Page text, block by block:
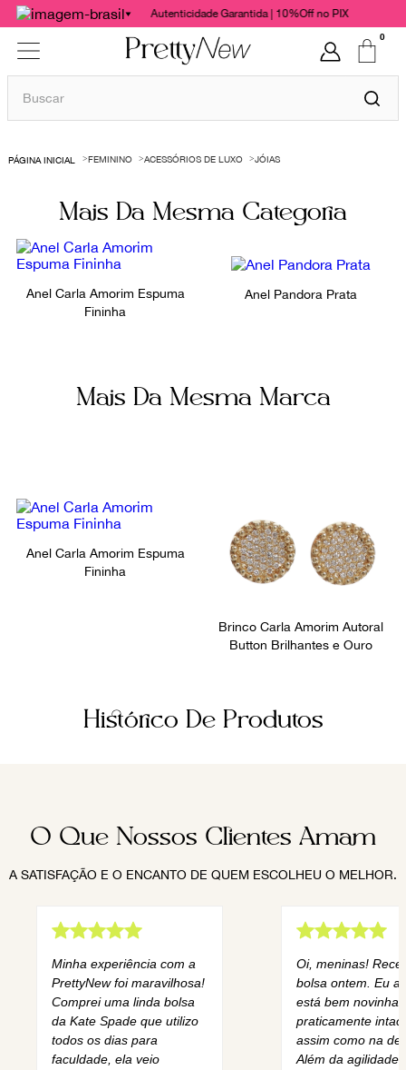
Autenticidade Garantida | 10%Off no PIX
0
Buscar
FEMININO ACESSÓRIOS DE LUXO JÓIAS
Mais Da Mesma Categoria
Anel Carla Amorim Espuma
Fininha
Anel Pandora Prata
Mais Da Mesma Marca
Anel Carla Amorim Espuma
Fininha
Brinco Carla Amorim Autoral
Button Brilhantes e Ouro
Histórico De Produtos
O Que Nossos Clientes Amam
A SATISFAÇÃO E O ENCANTO DE QUEM ESCOLHEU O MELHOR.
Minha experiência com a
PrettyNew foi maravilhosa!
Comprei uma linda bolsa
da Kate Spade que utilizo
todos os dias para
faculdade, ela veio
Oi, meninas!
bolsa ontem. Eu
está bem novinha,
praticamente
assim como na
Além da agilidade
1º
bolsas
cris barros
º
vestido
gucci
burberry